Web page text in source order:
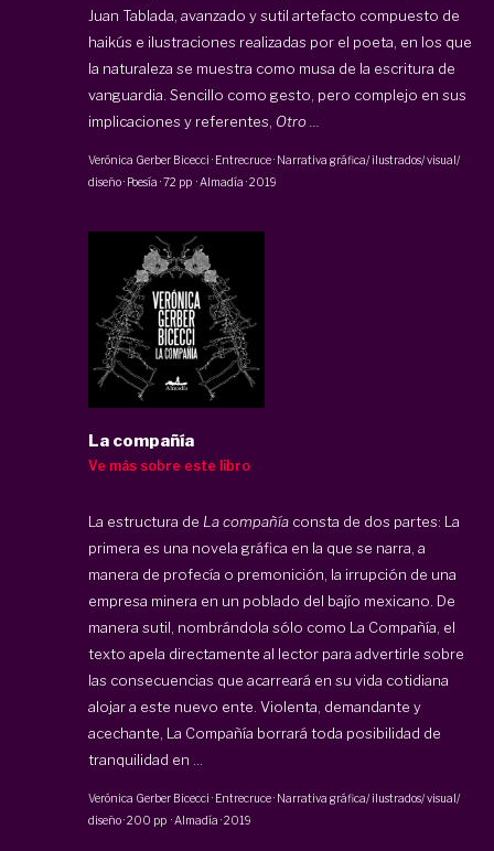
Juan Tablada, avanzado y sutil artefacto compuesto de
haikús e ilustraciones realizadas por el poeta, en los que
la naturaleza se muestra como musa de la escritura de
vanguardia. Sencillo como gesto, pero complejo en sus
implicaciones y referentes, Otro ...
Verónica Gerber Bicecci · Entrecruce · Narrativa gráfica/ ilustrados/ visual/
diseño · Poesía ·72 pp · Almadía ·2019
La compañía
Ve más sobre este libro
La estructura de La compañía consta de dos partes: La
primera es una novela gráfica en la que se narra, a
manera de profecía o premonición, la irrupción de una
empresa minera en un poblado del bajío mexicano. De
manera sutil, nombrándola sólo como La Compañía, el
texto apela directamente al lector para advertirle sobre
las consecuencias que acarreará en su vida cotidiana
alojar a este nuevo ente. Violenta, demandante y
acechante, La Compañía borrará toda posibilidad de
tranquilidad en ...
Verónica Gerber Bicecci · Entrecruce · Narrativa gráfica/ ilustrados/ visual/
diseño·200 pp · Almadía ·2019